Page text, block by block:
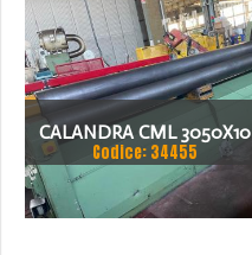
CALANDRA CML 3050X10
Codice: 34455